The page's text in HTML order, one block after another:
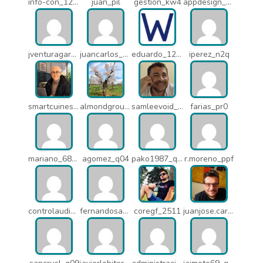
jventuragarcia_13040 juancarlos_ptr eduardo_12367 iperez_n2q
smartcuines_1378 almondgroup1984_pjc samleevoid_n58 farias_pr0
mariano_6807 agomez_q04 pako1987_q07 r.moreno_ppf
controlaudiovisual_1875 fernandosanche_q11 coregf_2511 juanjose.carmona_182